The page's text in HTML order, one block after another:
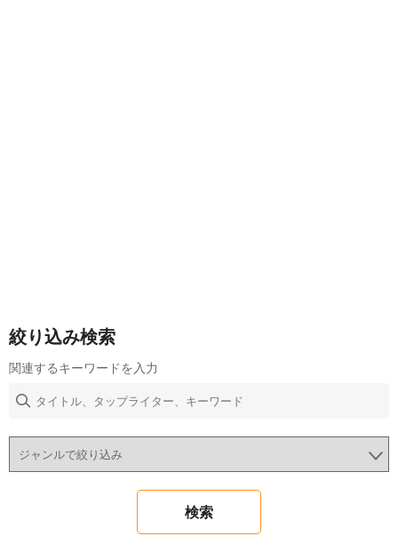
絞り込み検索
関連するキーワードを入力